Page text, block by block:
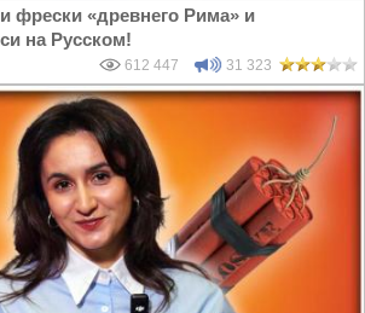
фрески «древнего Рима» и
на Русском!
612 447 31 323